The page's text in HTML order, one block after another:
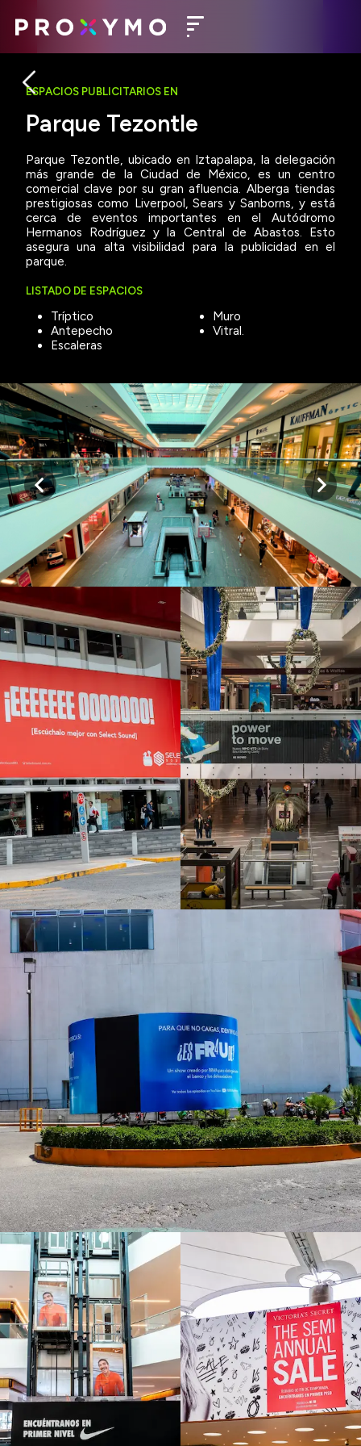
ESPACIOS PUBLICITARIOS EN
Parque Tezontle
Parque Tezontle, ubicado en Iztapalapa, la delegación
más grande de la Ciudad de México, es un centro
comercial clave por su gran afluencia. Alberga tiendas
prestigiosas como Liverpool, Sears y Sanborns, y está
cerca de eventos importantes en el Autódromo
Hermanos Rodríguez y la Central de Abastos. Esto
asegura una alta visibilidad para la publicidad en el
parque.
LISTADO DE ESPACIOS
Tríptico
Antepecho
Escaleras
Muro
Vitral.